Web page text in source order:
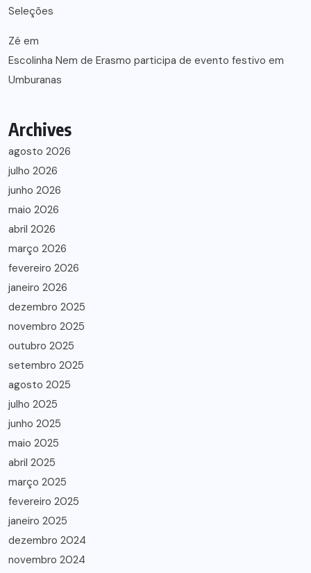
Seleções
Zé em
Escolinha Nem de Erasmo participa de evento festivo em
Umburanas
Archives
agosto 2026
julho 2026
junho 2026
maio 2026
abril 2026
março 2026
fevereiro 2026
janeiro 2026
dezembro 2025
novembro 2025
outubro 2025
setembro 2025
agosto 2025
julho 2025
junho 2025
maio 2025
abril 2025
março 2025
fevereiro 2025
janeiro 2025
dezembro 2024
novembro 2024